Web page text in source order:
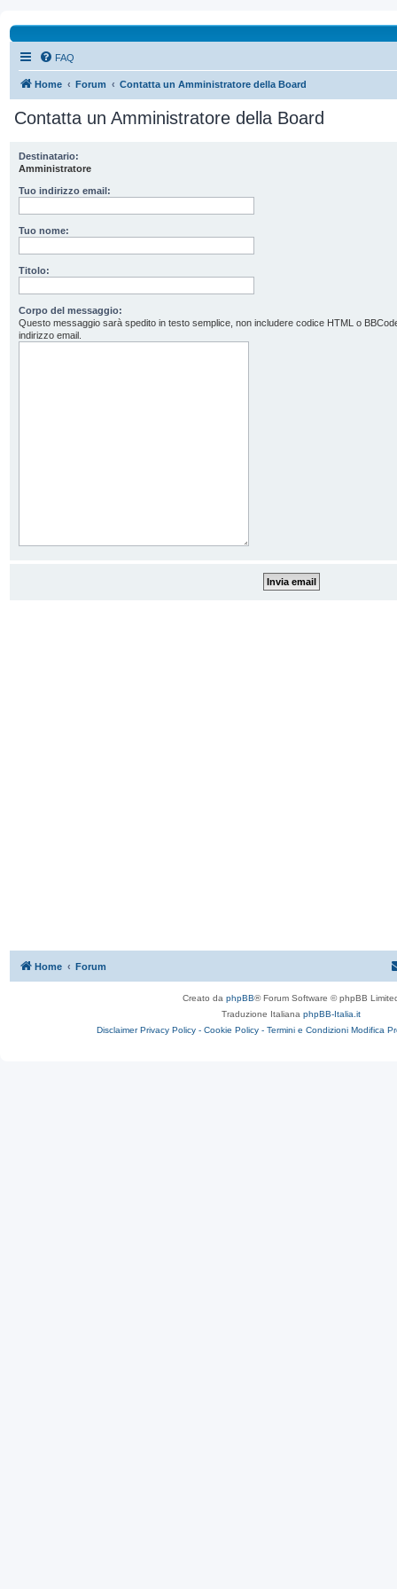
FAQ
Home Forum Contatta un Amministratore della Board
Contatta un Amministratore della Board
Destinatario:
Amministratore
Tuo indirizzo email:
Tuo nome:
Titolo:
Corpo del messaggio:
Questo messaggio sarà spedito in testo semplice, non includere codice HTML o
indirizzo email.
Home Forum
Creato da phpBB® Forum Software © phpBB
Traduzione Italiana phpBB-Italia.it
Disclaimer Privacy Policy - Cookie Policy - Termini e Condizioni Modifica